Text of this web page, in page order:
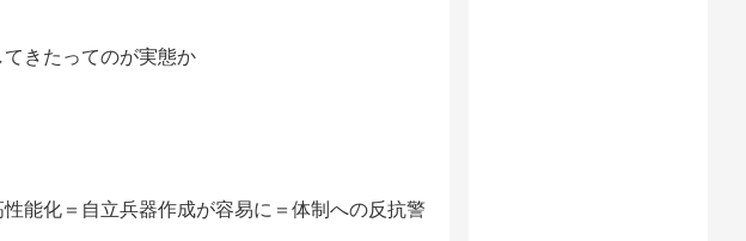
きたってのが実態か
能化＝自立兵器作成が容易に＝体制への反抗警